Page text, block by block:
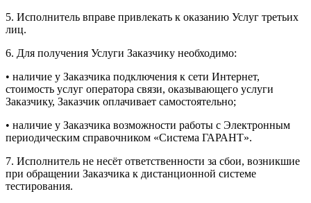
5. Исполнитель вправе привлекать к оказанию Услуг третьих
лиц.
6. Для получения Услуги Заказчику необходимо:
• наличие у Заказчика подключения к сети Интернет,
стоимость услуг оператора связи, оказывающего услуги
Заказчику, Заказчик оплачивает самостоятельно;
• наличие у Заказчика возможности работы с Электронным
периодическим справочником «Система ГАРАНТ».
7. Исполнитель не несёт ответственности за сбои, возникшие
при обращении Заказчика к дистанционной системе
тестирования.